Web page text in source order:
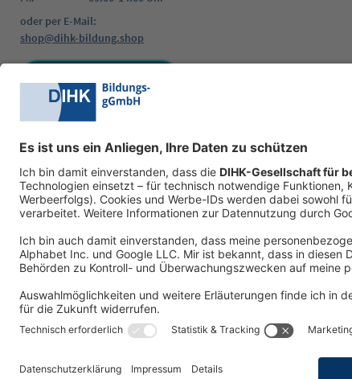
oder per E-Mail:
shop@dihk-bildung.shop
Social Media
Impressum